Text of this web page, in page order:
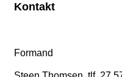
Kontakt
Formand